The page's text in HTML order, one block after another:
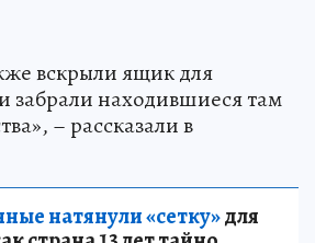
вскрыли ящик для
забрали находившиеся там
– рассказали в
натянули «сетку»для